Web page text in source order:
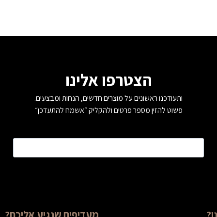
הצטרפו אלינו
ותעודכנו ראשונים על מוצרים חדשים, הנחות ומבצעים.
פשוט להזין מספר פרטים ולהקליק ״אשמח להתעדכן״